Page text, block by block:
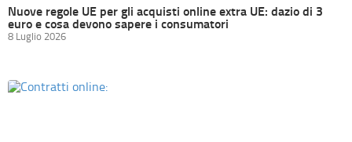
Nuove regole UE per gli acquisti online extra UE: dazio di 3
euro e cosa devono sapere i consumatori
8 Luglio 2026